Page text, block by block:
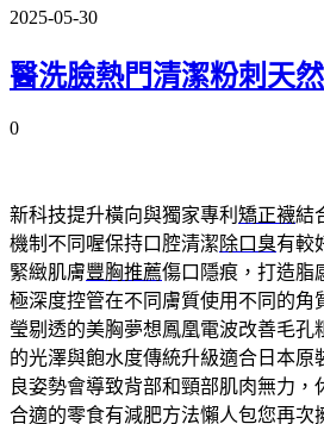
2025-05-30
醫洗臉熱門清潔粉刺天
0
新科技提升橫向與獨家專利 矯正襪結
機制不同喔保持口腔清潔除口臭有較
緊緻肌膚豐胸推薦傷口隱痕，打造脂
極深度控管在不同膚質使用不同的角
瑩剔透的美胸夢想鳳凰電波改善毛孔
的光澤與飽水度傳統升級適合日本原
良姿勢會導致背部和頸部肌肉無力，
合適的零食有減肥方法懶人包您再次